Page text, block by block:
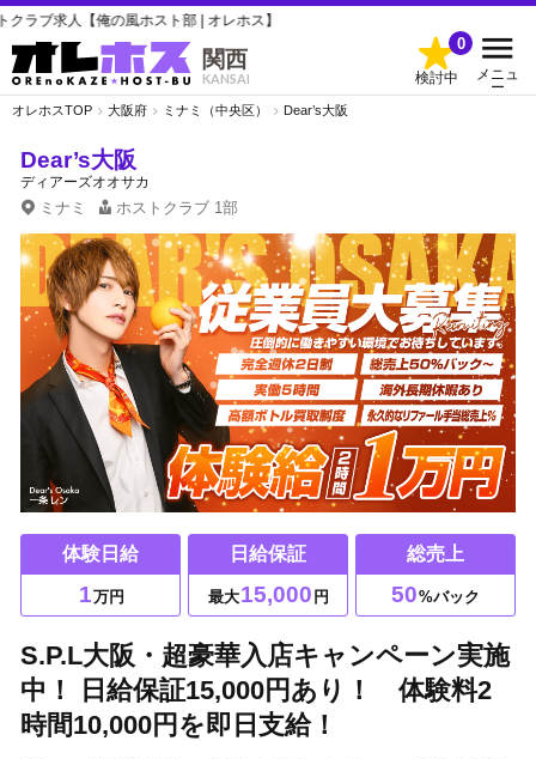
の風ホスト部 | オレホス】
関西
KANSAI 検討中
0
メニュ
ー
オレホスTOP 大阪府 ミナミ（中央区） Dear’s大阪
Dear’s大阪
ディアーズオオサカ
ミナミ ホストクラブ 1部
体験日給
1万円
日給保証
最大15,000 円
総売上
50%バック
S.P.L大阪・超豪華入店キャンペーン実施
中！ 日給保証15,000円あり！ 体験料2
時間10,000円を即日支給！